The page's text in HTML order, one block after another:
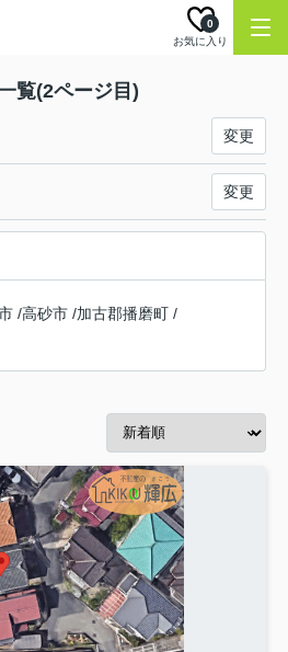
お気に入り
0
覧(2ページ目)
変更
変更
/高砂市 /加古郡播磨町 /